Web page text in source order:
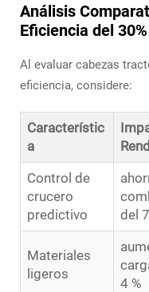
Análisis
Eficiencia del 30%
Al evaluar cabezas
eficiencia, considere:
Característic
a
Control de
crucero
predictivo
del
Materiales
ligeros
4 %